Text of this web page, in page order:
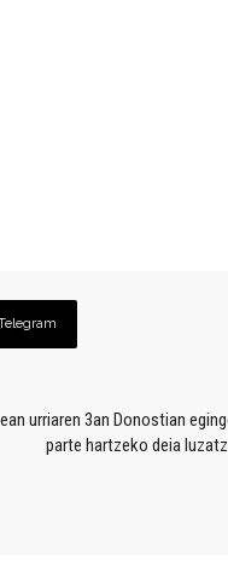
urriaren 3an Donostian
parte hartzeko deia